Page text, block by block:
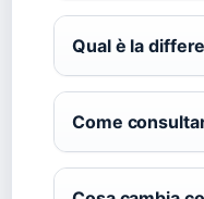
Qual è la
Come